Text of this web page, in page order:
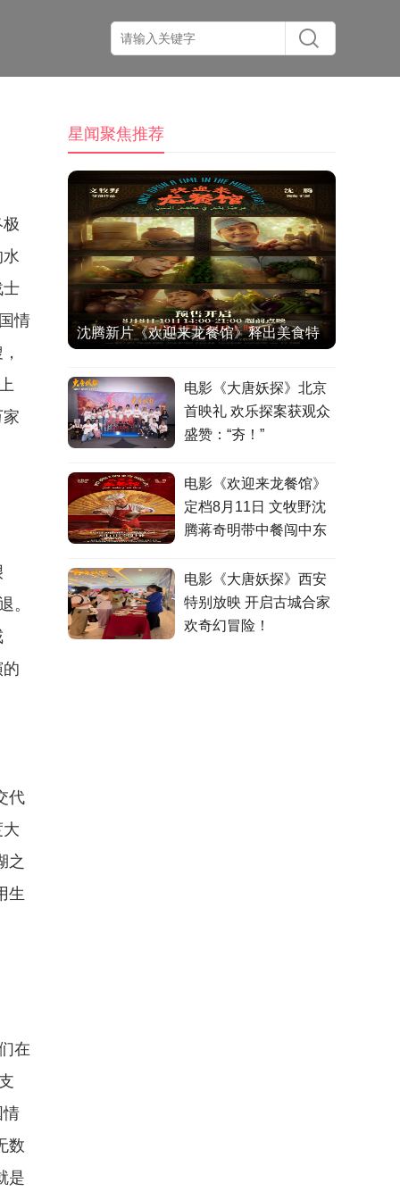
士
情
。
代
之
生
在
情
数
是
星闻聚焦推荐
沈腾新片《欢迎来龙餐馆》释出美食特
电影《大唐妖探》北京
首映礼 欢乐探案获观众
盛赞：“夯！”
电影《欢迎来龙餐馆》
定档8月11日 文牧野沈
腾蒋奇明带中餐闯中东
电影《大唐妖探》西安
特别放映 开启古城合家
欢奇幻冒险！